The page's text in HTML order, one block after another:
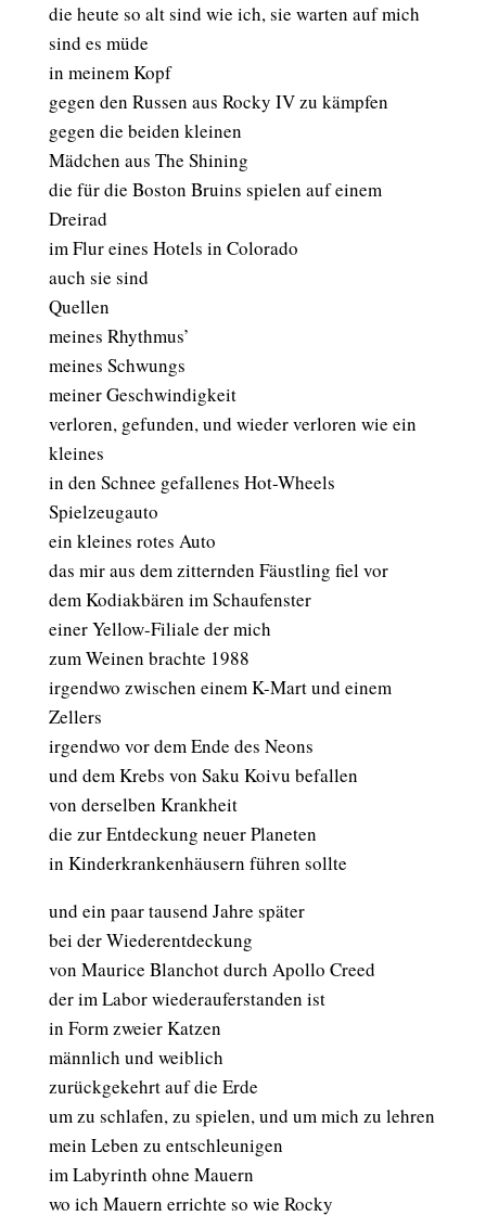
die heute so alt sind wie ich, sie warten auf mich
sind es müde
in meinem Kopf
gegen den Russen aus Rocky IV zu kämpfen
gegen die beiden kleinen
Mädchen aus The Shining
die für die Boston Bruins spielen auf einem
Dreirad
im Flur eines Hotels in Colorado
auch sie sind
Quellen
meines Rhythmus’
meines Schwungs
meiner Geschwindigkeit
verloren, gefunden, und wieder verloren wie ein
kleines
in den Schnee gefallenes Hot-Wheels
Spielzeugauto
ein kleines rotes Auto
das mir aus dem zitternden Fäustling fiel vor
dem Kodiakbären im Schaufenster
einer Yellow-Filiale der mich
zum Weinen brachte 1988
irgendwo zwischen einem K-Mart und einem
Zellers
irgendwo vor dem Ende des Neons
und dem Krebs von Saku Koivu befallen
von derselben Krankheit
die zur Entdeckung neuer Planeten
in Kinderkrankenhäusern führen sollte
und ein paar tausend Jahre später
bei der Wiederentdeckung
von Maurice Blanchot durch Apollo Creed
der im Labor wiederauferstanden ist
in Form zweier Katzen
männlich und weiblich
zurückgekehrt auf die Erde
um zu schlafen, zu spielen, und um mich zu lehren
mein Leben zu entschleunigen
im Labyrinth ohne Mauern
wo ich Mauern errichte so wie Rocky